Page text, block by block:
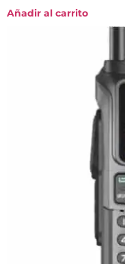
Añadir al carrito